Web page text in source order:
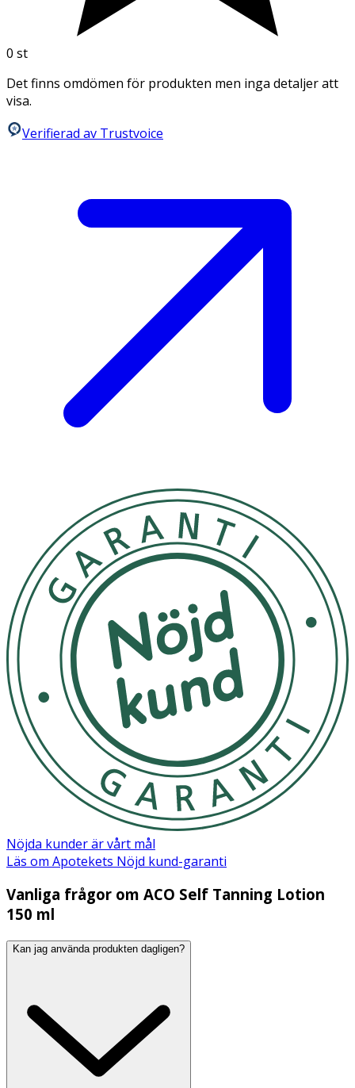
0 st
Det finns omdömen för produkten men inga detaljer att
visa.
Verifierad av Trustvoice
Nöjda kunder är vårt mål
Läs om Apotekets Nöjd kund-garanti
Vanliga frågor om ACO Self Tanning Lotion
150 ml
Kan jag använda produkten dagligen?